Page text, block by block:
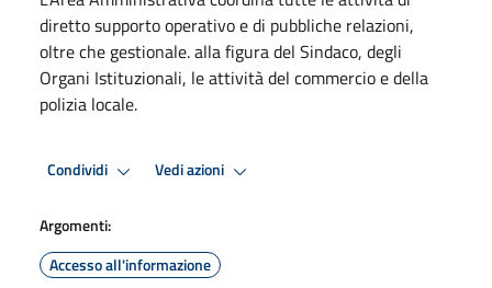
diretto supporto operativo e di pubbliche relazioni,
oltre che gestionale. alla figura del Sindaco, degli
Organi Istituzionali, le attività del commercio e della
polizia locale.
Condividi Vedi azioni
Argomenti:
Accesso all'informazione